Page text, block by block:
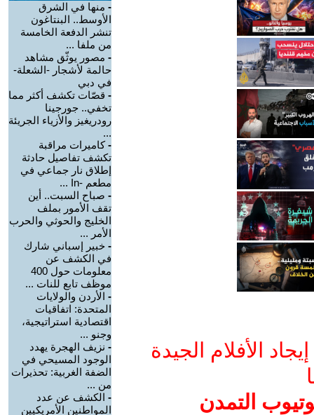
الأفلام الجيدة
التمدن
- منها في الشرق
الأوسط.. البنتاغون
تنشر الدفعة الخامسة
من ملفا ...
- مصور يوثّق مشاهد
حالمة لأشجار -الشعلة-
في دبي
- قصّات تكشف أكثر مما
تخفي.. جورجينا
رودريغيز والأزياء الجريئة
...
-كاميرات مراقبة
تكشف تفاصيل حادثة
إطلاق نار جماعي في
مطعم -In ...
- صباح السبت.. أين
تقف الأمور بملف
الخليج والحوثي والحرب
الأمر ...
- خبير إسباني شارك
في الكشف عن
معلومات حول 400
موظف تابع للنات ...
- الأردن والولايات
المتحدة: اتفاقيات
اقتصادية استراتيجية،
وجنو ...
- نزيف الهجرة يهدد
الوجود المسيحي في
الضفة الغربية: تحذيرات
من ...
- الكشف عن عدد
المواطنين الأمريكيين